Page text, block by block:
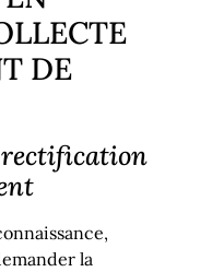
DE
rectification
la